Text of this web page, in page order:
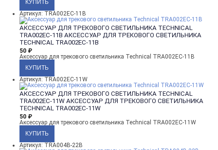
Артикул: TRA002EC-11B
АКСЕССУАР ДЛЯ ТРЕКОВОГО СВЕТИЛЬНИКА TECHNICAL
TRA002EC-11B АКСЕССУАР ДЛЯ ТРЕКОВОГО СВЕТИЛЬНИКА
TECHNICAL TRA002EC-11B
50 ₽
Аксессуар для трекового светильника Technical TRA002EC-11B
Артикул: TRA002EC-11W
АКСЕССУАР ДЛЯ ТРЕКОВОГО СВЕТИЛЬНИКА TECHNICAL
TRA002EC-11W АКСЕССУАР ДЛЯ ТРЕКОВОГО СВЕТИЛЬНИКА
TECHNICAL TRA002EC-11W
50 ₽
Аксессуар для трекового светильника Technical TRA002EC-11W
Артикул: TRA004B-22B